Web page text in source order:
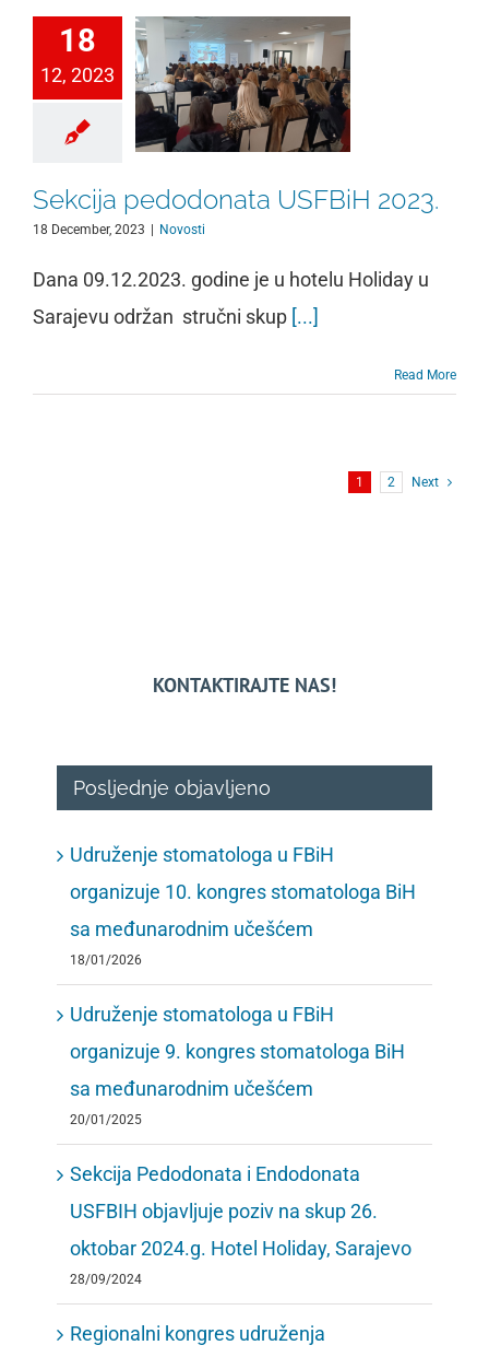
18
12, 2023
Sekcija
pedodonata
USFBiH 2023.
Sekcija pedodonata USFBiH 2023.
18 December, 2023 Novosti
Dana 09.12.2023. godine je u hotelu Holiday u
Sarajevu održan stručni skup [...]
Read More
1 2 Next
KONTAKTIRAJTE NAS!
Posljednje objavljeno
Udruženje stomatologa u FBiH
organizuje 10. kongres stomatologa BiH
sa međunarodnim učešćem
18/01/2026
Udruženje stomatologa u FBiH
organizuje 9. kongres stomatologa BiH
sa međunarodnim učešćem
20/01/2025
Sekcija Pedodonata i Endodonata
USFBIH objavljuje poziv na skup 26.
oktobar 2024.g. Hotel Holiday, Sarajevo
28/09/2024
Regionalni kongres udruženja